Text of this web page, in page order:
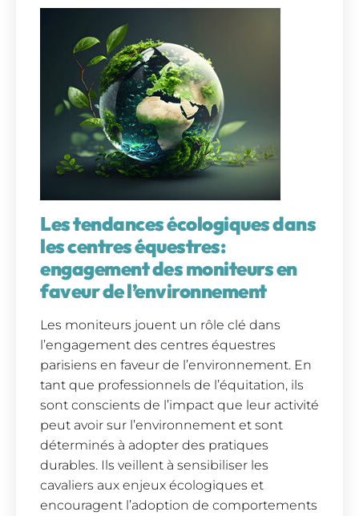
Les tendances écologiques dans
les centres équestres:
engagement des moniteurs en
faveur de l’environnement
Les moniteurs jouent un rôle clé dans
l’engagement des centres équestres
parisiens en faveur de l’environnement. En
tant que professionnels de l’équitation, ils
sont conscients de l’impact que leur activité
peut avoir sur l’environnement et sont
déterminés à adopter des pratiques
durables. Ils veillent à sensibiliser les
cavaliers aux enjeux écologiques et
encouragent l’adoption de comportements